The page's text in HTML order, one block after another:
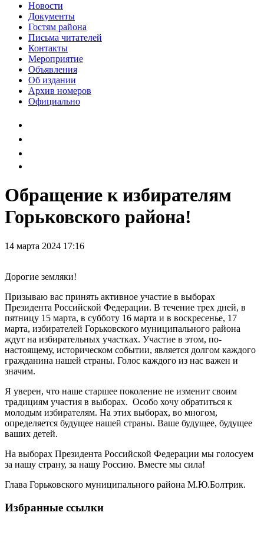
Новости
Документы
Гостям района
Письма читателей
Контакты
Мероприятие
Объявления
Об издании
Архив номеров
Официально
Обращение к избирателям
Горьковского района!
14 марта 2024 17:16
Дорогие земляки!
Призываю вас принять активное участие в выборах
Президента Российской Федерации. В течение трех дней, в
пятницу 15 марта, в субботу 16 марта и в воскресенье, 17
марта, избирателей Горьковского муниципального района
ждут на избирательных участках. Участие в этом, по-
настоящему, историческом событии, является долгом каждого
гражданина нашей страны. Голос каждого из нас важен и
значим.
Я уверен, что наше старшее поколение не изменит своим
традициям участия в выборах. Особо хочу обратиться к
молодым избирателям. На этих выборах, во многом,
определяется будущее нашей страны. Ваше будущее, будущее
ваших детей.
На выборах Президента Российской Федерации мы голосуем
за нашу страну, за нашу Россию. Вместе мы сила!
Глава Горьковского муниципального района М.Ю.Болтрик.
Избранные ссылки